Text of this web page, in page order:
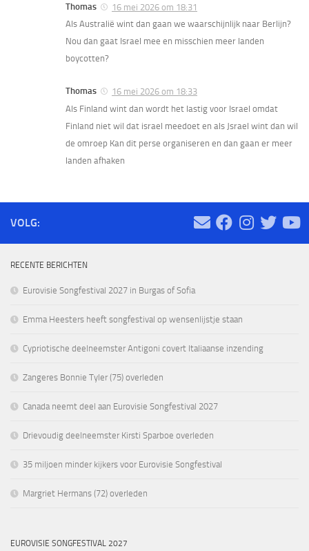
Thomas
16 mei 2026 om 18:31
Als Australië wint dan gaan we waarschijnlijk naar Berlijn?
Nou dan gaat Israel mee en misschien meer landen
boycotten?
Thomas
16 mei 2026 om 18:33
Als Finland wint dan wordt het lastig voor Israel omdat
Finland niet wil dat israel meedoet en als Jsrael wint dan wil
de omroep Kan dit perse organiseren en dan gaan er meer
landen afhaken
VOLG:
RECENTE BERICHTEN
Eurovisie Songfestival 2027 in Burgas of Sofia
Emma Heesters heeft songfestival op wensenlijstje staan
Cypriotische deelneemster Antigoni covert Italiaanse inzending
Zangeres Bonnie Tyler (75) overleden
Canada neemt deel aan Eurovisie Songfestival 2027
Drievoudig deelneemster Kirsti Sparboe overleden
35 miljoen minder kijkers voor Eurovisie Songfestival
Margriet Hermans (72) overleden
EUROVISIE SONGFESTIVAL 2027